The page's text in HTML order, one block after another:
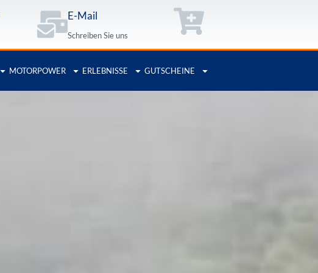
E-Mail
Schreiben Sie uns
MOTORPOWER ERLEBNISSE GUTSCHEINE